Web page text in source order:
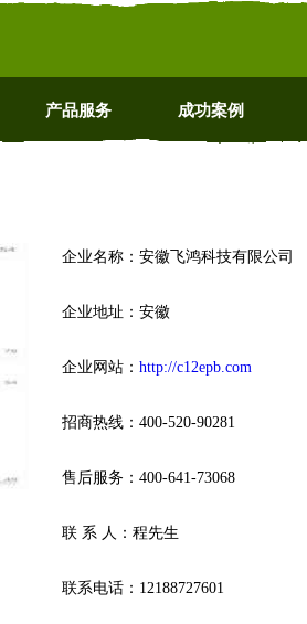
产品服务 成功案例
企业名称：安徽飞鸿科技有限公司
企业地址：安徽
企业网站： http://c12epb.com
招商热线：400-520-90281
售后服务：400-641-73068
联 系 人：程先生
联系电话：12188727601